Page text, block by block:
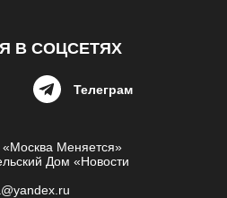
В СОЦСЕТЯХ
Телеграм
Меняется»
Дом «Новости